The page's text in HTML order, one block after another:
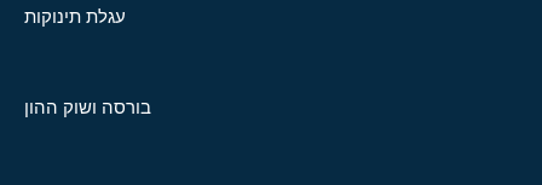
עגלת תינוקות
בורסה ושוק ההון